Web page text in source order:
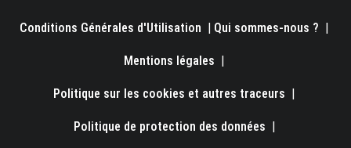
Conditions Générales d'Utilisation Qui sommes-nous ?
Mentions légales
Politique sur les cookies et autres traceurs
Politique de protection des données